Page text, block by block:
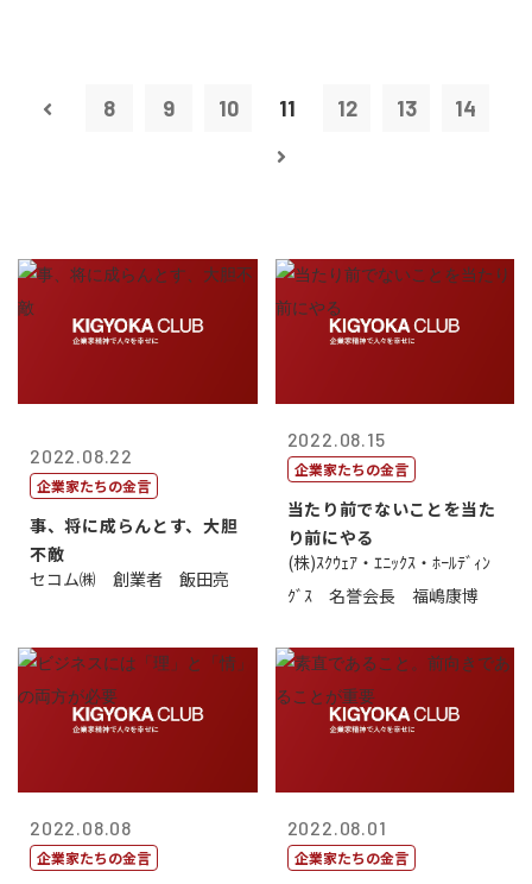
8 9 10 11 12 13 14
2022.08.22
企業家たちの金言
事、将に成らんとす、大胆
不敵
セコム㈱ 創業者 飯田亮
2022.08.15
企業家たちの金言
当たり前でないことを当た
り前にやる
(株)ｽｸｳｪｱ・ｴﾆｯｸｽ・ﾎｰﾙﾃﾞｨﾝ
ｸﾞｽ 名誉会長 福嶋康博
2022.08.08
企業家たちの金言
2022.08.01
企業家たちの金言